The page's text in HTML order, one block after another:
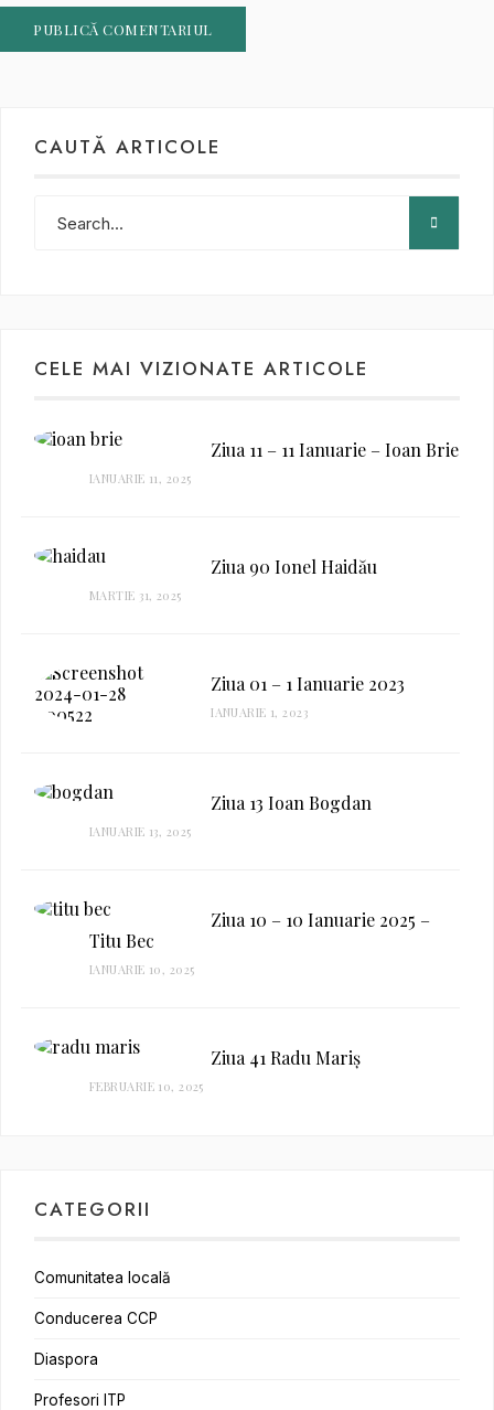
CAUTĂ ARTICOLE
CELE MAI VIZIONATE ARTICOLE
Ziua 11 – 11 Ianuarie – Ioan Brie
IANUARIE 11, 2025
Ziua 90 Ionel Haidău
MARTIE 31, 2025
Ziua 01 – 1 Ianuarie 2023
IANUARIE 1, 2023
Ziua 13 Ioan Bogdan
IANUARIE 13, 2025
Ziua 10 – 10 Ianuarie 2025 –
Titu Bec
IANUARIE 10, 2025
Ziua 41 Radu Mariș
FEBRUARIE 10, 2025
CATEGORII
Comunitatea locală
Conducerea CCP
Diaspora
Profesori ITP